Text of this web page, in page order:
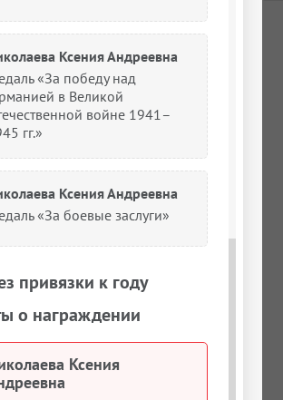
Ксения Андреевна
«За победу над
в Великой
войне 1941–
гг.»
Ксения Андреевна
«За боевые заслуги»
привязки к году
о награждении
Ксения